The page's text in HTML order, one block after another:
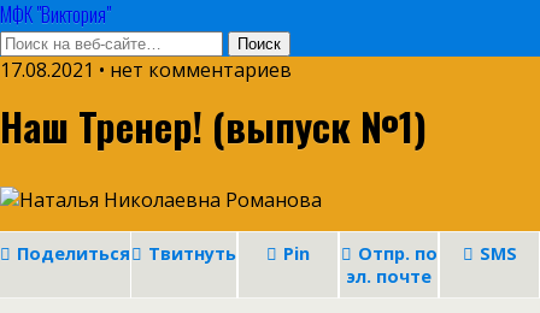
МФК "Виктория"
17.08.2021 • нет комментариев
Наш Тренер! (выпуск №1)
Поделиться Твитнуть Pin
Отпр. по
эл. почте
SMS